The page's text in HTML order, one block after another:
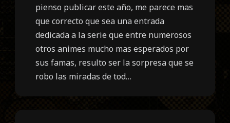
pienso publicar este año, me parece mas
que correcto que sea una entrada
dedicada a la serie que entre numerosos
otros animes mucho mas esperados por
sus famas, resulto ser la sorpresa que se
robo las miradas de tod…